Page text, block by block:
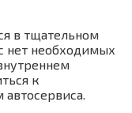
в тщательном
нет необходимых
к